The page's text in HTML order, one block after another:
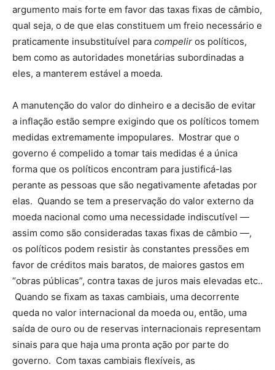
argumento mais forte em favor das taxas fixas de câmbio,
qual seja, o de que elas constituem um freio necessário e
praticamente insubstituível para compelir os políticos,
bem como as autoridades monetárias subordinadas a
eles, a manterem estável a moeda.
A manutenção do valor do dinheiro e a decisão de evitar
a inflação estão sempre exigindo que os políticos tomem
medidas extremamente impopulares. Mostrar que o
governo é compelido a tomar tais medidas é a única
forma que os políticos encontram para justificá-las
perante as pessoas que são negativamente afetadas por
elas. Quando se tem a preservação do valor externo da
moeda nacional como uma necessidade indiscutível —
assim como são consideradas taxas fixas de câmbio —,
os políticos podem resistir às constantes pressões em
favor de créditos mais baratos, de maiores gastos em
“obras públicas”, contra taxas de juros mais elevadas etc..
Quando se fixam as taxas cambiais, uma decorrente
queda no valor internacional da moeda ou, então, uma
saída de ouro ou de reservas internacionais representam
sinais para que haja uma pronta ação por parte do
governo. Com taxas cambiais flexíveis, as